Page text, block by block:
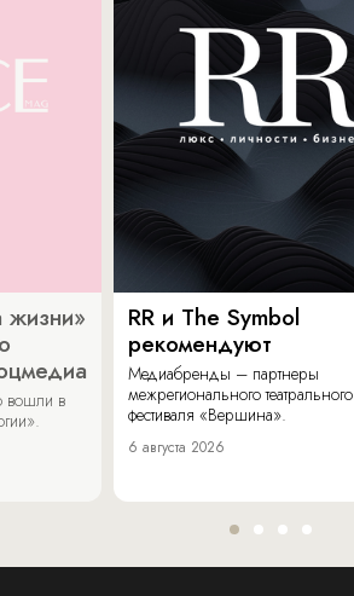
жизни»
вошли в
RR и The Symbol
рекомендуют
Медиабренды – партнеры
межрегионального театрального
фестиваля «Вершина».
6 августа 2026